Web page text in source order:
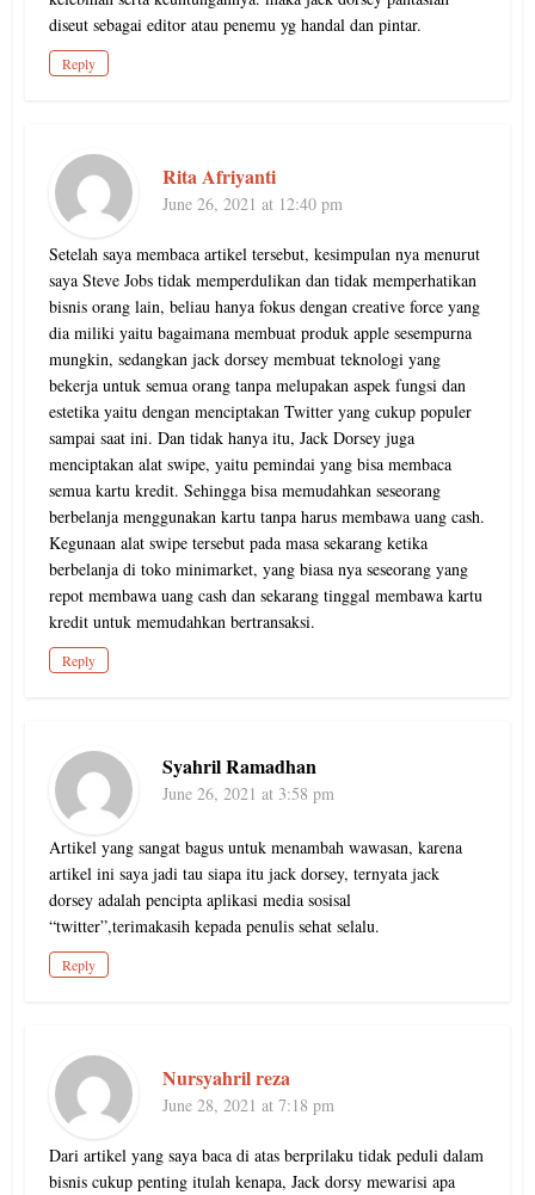
diseut sebagai editor atau penemu yg handal dan pintar.
Reply
Rita Afriyanti
June 26, 2021 at 12:40 pm
Setelah saya membaca artikel tersebut, kesimpulan nya menurut
saya Steve Jobs tidak memperdulikan dan tidak memperhatikan
bisnis orang lain, beliau hanya fokus dengan creative force yang
dia miliki yaitu bagaimana membuat produk apple sesempurna
mungkin, sedangkan jack dorsey membuat teknologi yang
bekerja untuk semua orang tanpa melupakan aspek fungsi dan
estetika yaitu dengan menciptakan Twitter yang cukup populer
sampai saat ini. Dan tidak hanya itu, Jack Dorsey juga
menciptakan alat swipe, yaitu pemindai yang bisa membaca
semua kartu kredit. Sehingga bisa memudahkan seseorang
berbelanja menggunakan kartu tanpa harus membawa uang cash.
Kegunaan alat swipe tersebut pada masa sekarang ketika
berbelanja di toko minimarket, yang biasa nya seseorang yang
repot membawa uang cash dan sekarang tinggal membawa kartu
kredit untuk memudahkan bertransaksi.
Reply
Syahril Ramadhan
June 26, 2021 at 3:58 pm
Artikel yang sangat bagus untuk menambah wawasan, karena
artikel ini saya jadi tau siapa itu jack dorsey, ternyata jack
dorsey adalah pencipta aplikasi media sosisal
“twitter”,terimakasih kepada penulis sehat selalu.
Reply
Nursyahril reza
June 28, 2021 at 7:18 pm
Dari artikel yang saya baca di atas berprilaku tidak peduli dalam
bisnis cukup penting itulah kenapa, Jack dorsy mewarisi apa